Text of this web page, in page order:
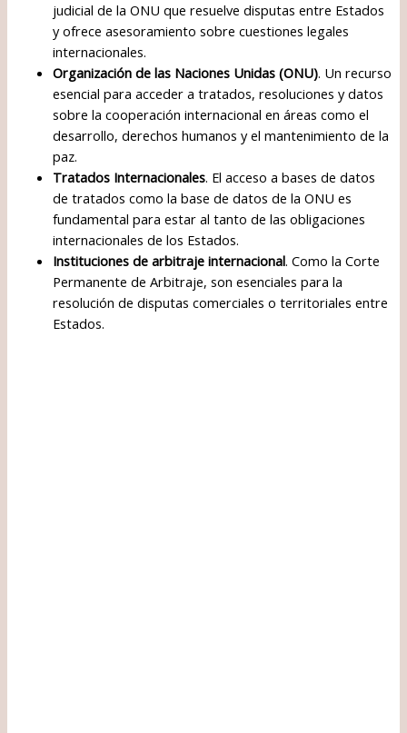
judicial de la ONU que resuelve disputas entre Estados
y ofrece asesoramiento sobre cuestiones legales
internacionales.
Organización de las Naciones Unidas (ONU). Un recurso
esencial para acceder a tratados, resoluciones y datos
sobre la cooperación internacional en áreas como el
desarrollo, derechos humanos y el mantenimiento de la
paz.
Tratados Internacionales. El acceso a bases de datos
de tratados como la base de datos de la ONU es
fundamental para estar al tanto de las obligaciones
internacionales de los Estados.
Instituciones de arbitraje internacional. Como la Corte
Permanente de Arbitraje, son esenciales para la
resolución de disputas comerciales o territoriales entre
Estados.